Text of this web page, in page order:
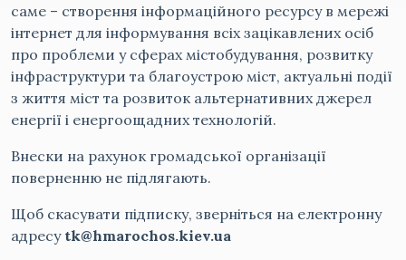
саме – створення інформаційного ресурсу в мережі
інтернет для інформування всіх зацікавлених осіб
про проблеми у сферах містобудування, розвитку
інфраструктури та благоустрою міст, актуальні події
з життя міст та розвиток альтернативних джерел
енергії і енергоощадних технологій.
Внески на рахунок громадської організації
поверненню не підлягають.
Щоб скасувати підписку, зверніться на електронну
адресу tk@hmarochos.kiev.ua